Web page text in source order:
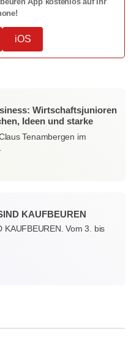
iOS
Wirtschaftsjunioren
Ideen und starke
Tenambergen im
KAUFBEUREN
KAUFBEUREN. Vom 3. bis